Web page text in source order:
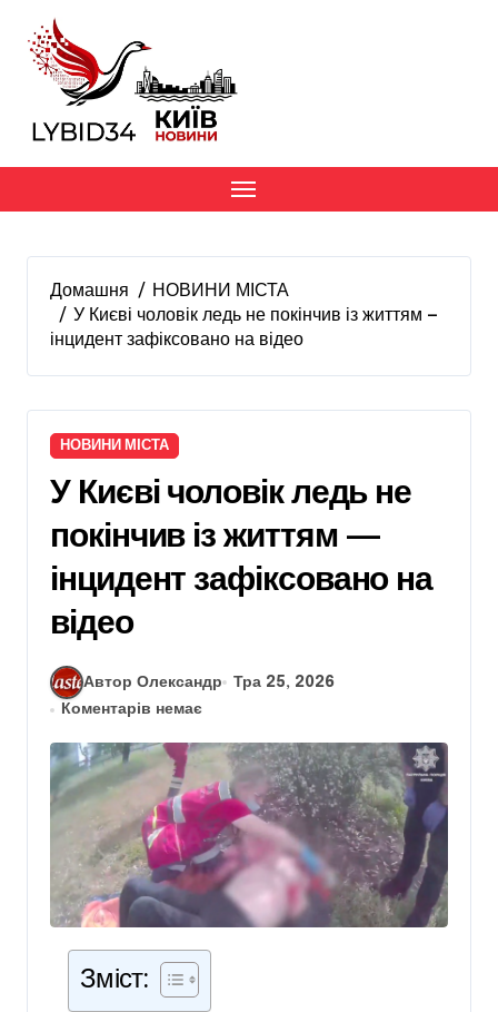
вмісту
Домашня
НОВИНИ МІСТА
У Києві чоловік ледь не покінчив із життям —
інцидент зафіксовано на відео
НОВИНИ МІСТА
У Києві чоловік ледь не
покінчив із життям —
інцидент зафіксовано на
відео
Автор Олександр
Тра 25, 2026
Коментарів немає
Зміст: